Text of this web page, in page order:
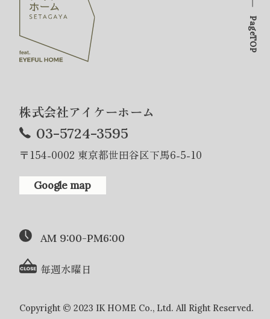
株式会社アイケーホーム
03-5724-3595
〒154-0002 東京都世田谷区下馬6-5-10
Google map
AM 9:00-PM6:00
毎週水曜日
Copyright © 2023 IK HOME Co., Ltd. All Right Reserved.
PageTOP